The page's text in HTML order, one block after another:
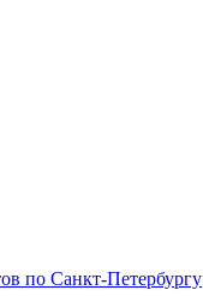
по Санкт-Петербургу